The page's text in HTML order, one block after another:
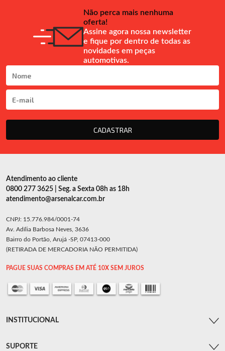
Não perca mais nenhuma
oferta!
Assine agora nossa newsletter
e fique por dentro de todas as
novidades em peças
automotivas.
CADASTRAR
Atendimento ao cliente
0800 277 3625 | Seg. a Sexta 08h as 18h
atendimento@arsenalcar.com.br
CNPJ: 15.776.984/0001-74
Av. Adília Barbosa Neves, 3636
Bairro do Portão, Arujá -SP, 07413-000
(RETIRADA DE MERCADORIA NÃO PERMITIDA)
PAGUE SUAS COMPRAS EM ATÉ 10X SEM JUROS
INSTITUCIONAL
SUPORTE